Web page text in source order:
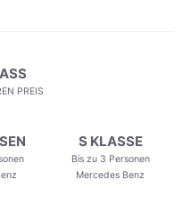
PREIS
S KLASSE
Bis zu 3 Personen
Mercedes Benz